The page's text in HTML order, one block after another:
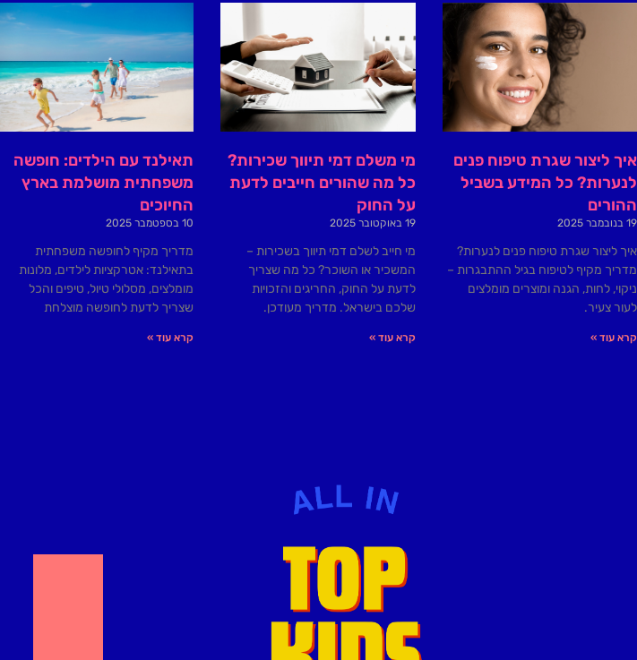
איך ליצור שגרת טיפוח פנים
לנערות? כל המידע בשביל
ההורים
19 בנובמבר 2025
איך ליצור שגרת טיפוח פנים לנערות?
מדריך מקיף לטיפוח בגיל ההתבגרות –
ניקוי, לחות, הגנה ומוצרים מומלצים
לעור צעיר.
קרא עוד »
מי משלם דמי תיווך שכירות?
כל מה שהורים חייבים לדעת
על החוק
19 באוקטובר 2025
מי חייב לשלם דמי תיווך בשכירות –
המשכיר או השוכר? כל מה שצריך
לדעת על החוק, החריגים והזכויות
שלכם בישראל. מדריך מעודכן.
קרא עוד »
תאילנד עם הילדים: חופשה
משפחתית מושלמת בארץ
החיוכים
10 בספטמבר 2025
מדריך מקיף לחופשה משפחתית
בתאילנד: אטרקציות לילדים, מלונות
מומלצים, מסלולי טיול, טיפים והכל
שצריך לדעת לחופשה מוצלחת
קרא עוד »